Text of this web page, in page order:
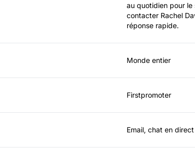
au quotidien pour le
contacter Rachel
réponse rapide.
Monde entier
Firstpromoter
Email, chat en direct